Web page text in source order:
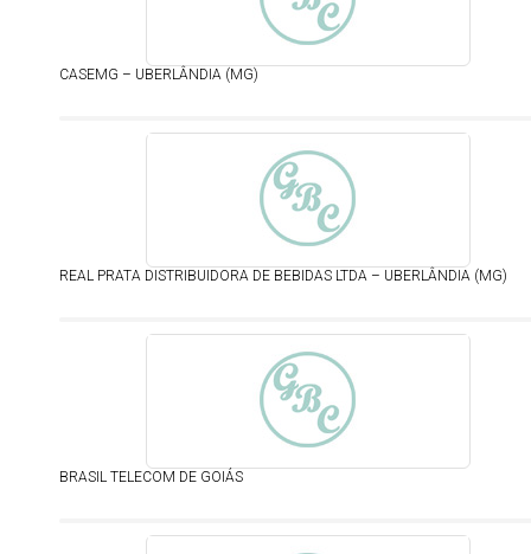
CASEMG – UBERLÂNDIA (MG)
REAL PRATA DISTRIBUIDORA DE BEBIDAS LTDA – UBERLÂNDIA (MG)
BRASIL TELECOM DE GOIÁS